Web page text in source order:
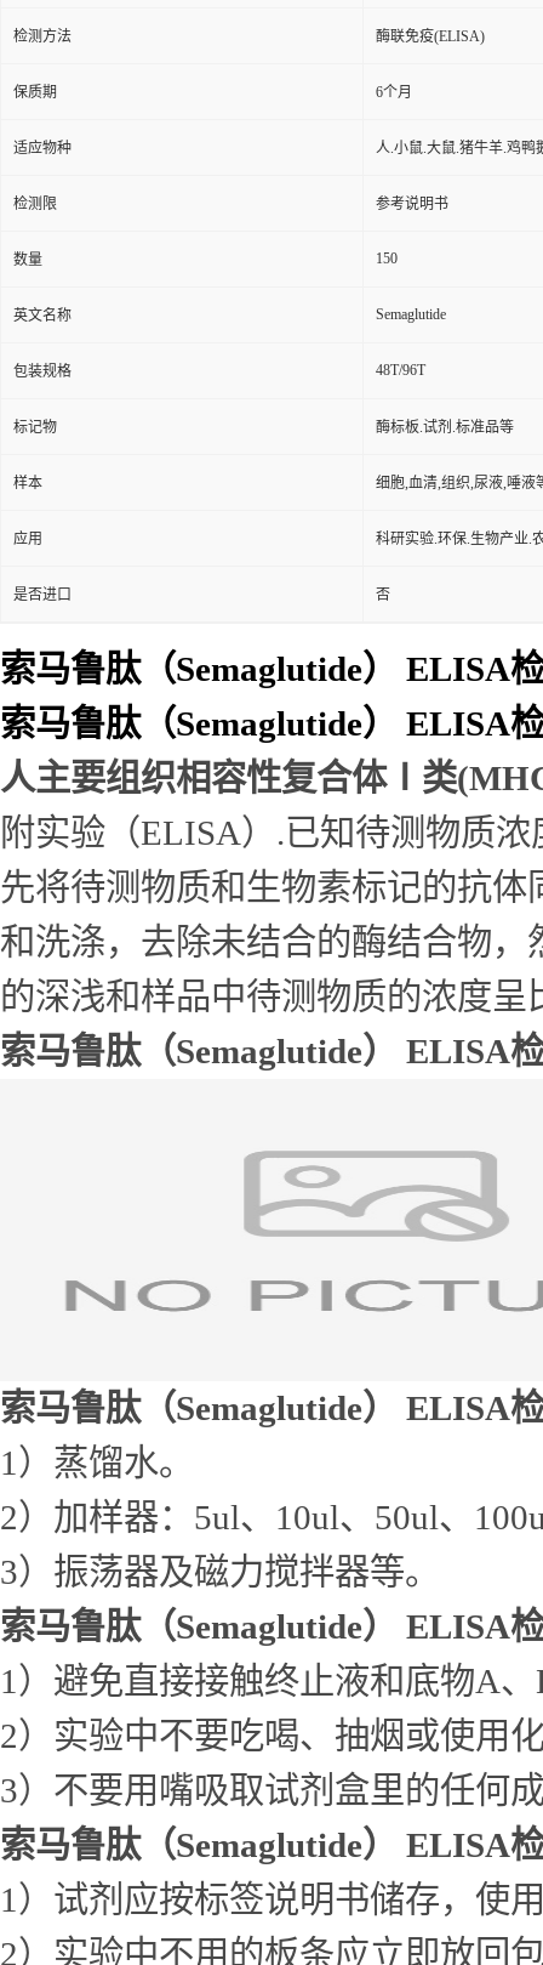
检测方法 酶联免疫(ELISA)
保质期 6个月
适应物种 人.小鼠.大鼠.猪牛羊.鸡鸭
检测限 参考说明书
数量 150
英文名称 Semaglutide
包装规格 48T/96T
标记物 酶标板.试剂.标准品等
样本 细胞,血清,组织,尿液,唾液
应用 科研实验.环保.生物产业.
是否进口 否
索马鲁肽（Semaglutide） ELISA
索马鲁肽（Semaglutide） ELISA
人主要组织相容性复合体Ⅰ类
附实验（ELISA）.已知待测物质
先将待测物质和生物素标记的抗
和洗涤，去除未结合的酶结合物
的深浅和样品中待测物质的浓度呈
索马鲁肽（Semaglutide） ELISA
索马鲁肽（Semaglutide） ELISA
1）蒸馏水。
2）加样器：5ul、10ul、50ul、
3）振荡器及磁力搅拌器等。
索马鲁肽（Semaglutide） ELISA
1）避免直接接触终止液和底物A
2）实验中不要吃喝、抽烟或使用
3）不要用嘴吸取试剂盒里的任何
索马鲁肽（Semaglutide） ELISA
1）试剂应按标签说明书储存，使
2）实验中不用的板条应立即放回